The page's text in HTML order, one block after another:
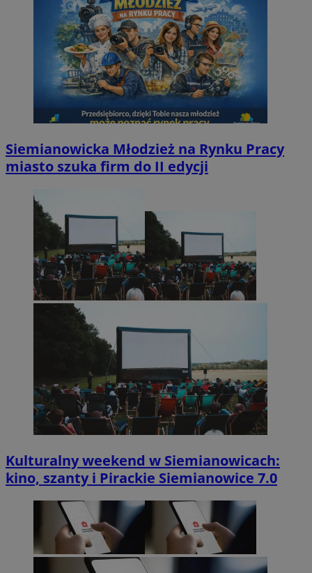
Siemianowicka Młodzież na Rynku Pracy
miasto szuka firm do II edycji
Kulturalny weekend w Siemianowicach:
kino, szanty i Pirackie Siemianowice 7.0